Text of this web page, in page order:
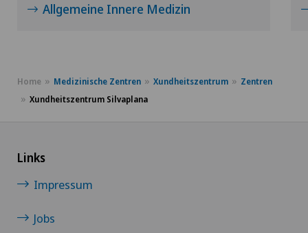
Allgemeine Innere Medizin
Home Medizinische Zentren Xundheitszentrum
Zentren
Xundheitszentrum Silvaplana
Links
Impressum
Jobs